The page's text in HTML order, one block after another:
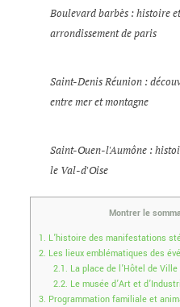
Boulevard barbès : histoire
arrondissement de paris
Saint-Denis Réunion :
entre mer et montagne
Saint-Ouen-l'Aumône :
le Val-d'Oise
Montrer le
1. L’histoire des manifestations
2. Les lieux emblématiques des
2.1. La place de l’Hôtel de
2.2. Le musée d’Art et
3. Programmation familiale et